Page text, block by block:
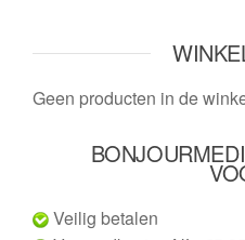
Geen producten in de
Veilig betalen